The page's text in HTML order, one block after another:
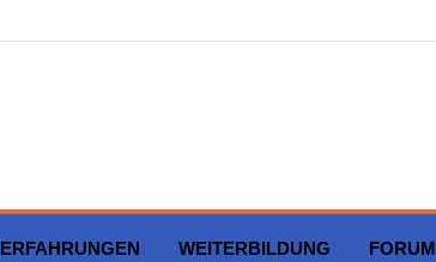
ERFAHRUNGEN WEITERBILDUNG FORUM